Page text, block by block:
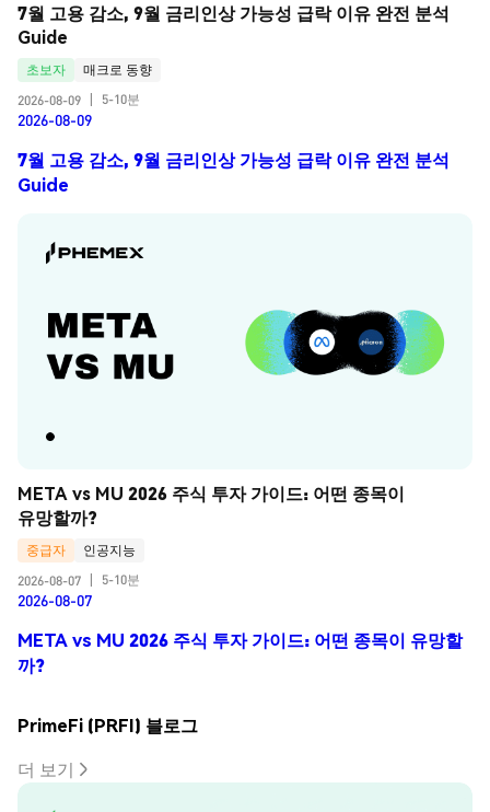
7월 고용 감소, 9월 금리인상 가능성 급락 이유 완전 분석
Guide
초보자
매크로 동향
2026-08-09
5-10분
2026-08-09
7월 고용 감소, 9월 금리인상 가능성 급락 이유 완전 분석
Guide
META vs MU 2026 주식 투자 가이드: 어떤 종목이
유망할까?
중급자
인공지능
2026-08-07
5-10분
2026-08-07
META vs MU 2026 주식 투자 가이드: 어떤 종목이 유망할
까?
PrimeFi (PRFI) 블로그
더 보기